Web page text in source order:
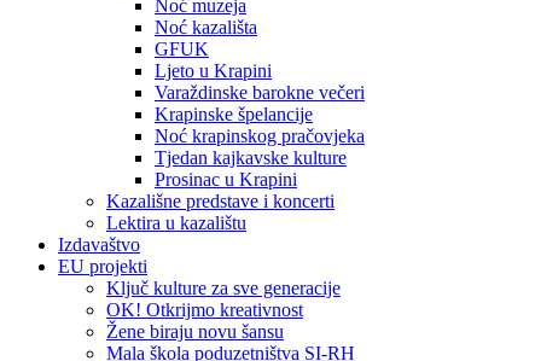
Noć muzeja
Noć kazališta
GFUK
Ljeto u Krapini
Varaždinske barokne večeri
Krapinske špelancije
Noć krapinskog pračovjeka
Tjedan kajkavske kulture
Prosinac u Krapini
Kazališne predstave i koncerti
Lektira u kazalištu
Izdavaštvo
EU projekti
Ključ kulture za sve generacije
OK! Otkrijmo kreativnost
Žene biraju novu šansu
Mala škola poduzetništva SI-RH